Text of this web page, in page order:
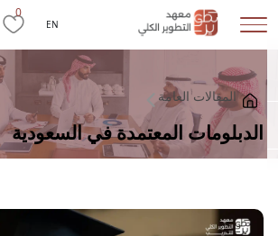
EN
0
المقالات العامة
الدبلومات المعتمدة في السعودية